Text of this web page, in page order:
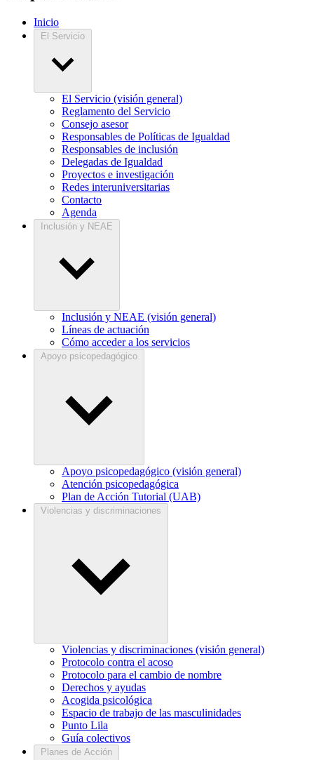
Inicio
El Servicio
El Servicio (visión general)
Reglamento del Servicio
Consejo asesor
Responsables de Políticas de Igualdad
Responsables de inclusión
Delegadas de Igualdad
Proyectos e investigación
Redes interuniversitarias
Contacto
Agenda
Inclusión y NEAE
Inclusión y NEAE (visión general)
Líneas de actuación
Cómo acceder a los servicios
Apoyo psicopedagógico
Apoyo psicopedagógico (visión general)
Atención psicopedagógica
Plan de Acción Tutorial (UAB)
Violencias y discriminaciones
Violencias y discriminaciones (visión general)
Protocolo contra el acoso
Protocolo para el cambio de nombre
Derechos y ayudas
Acogida psicológica
Espacio de trabajo de las masculinidades
Punto Lila
Guía colectivos
Planes de Acción